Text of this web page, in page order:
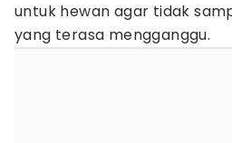
untuk hewan agar tidak
yang terasa mengganggu.